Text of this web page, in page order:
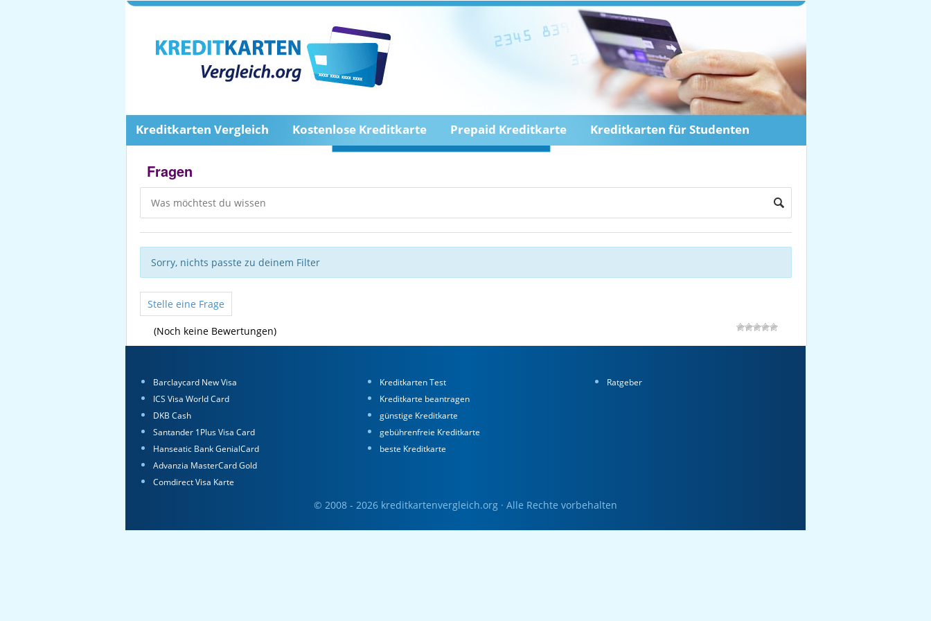
Kreditkarten Vergleich Kostenlose Kreditkarte Prepaid Kreditkarte Kreditkarten für Studenten
Fragen
Sorry, nichts passte zu deinem Filter
Stelle eine Frage
(Noch keine Bewertungen)
Barclaycard New Visa
ICS Visa World Card
DKB Cash
Santander 1Plus Visa Card
Hanseatic Bank GenialCard
Advanzia MasterCard Gold
Comdirect Visa Karte
Kreditkarten Test
Kreditkarte beantragen
günstige Kreditkarte
gebührenfreie Kreditkarte
beste Kreditkarte
Ratgeber
© 2008 - 2026 kreditkartenvergleich.org · Alle Rechte vorbehalten